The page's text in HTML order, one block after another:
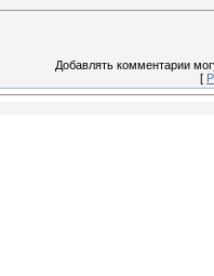
Добавлять комментарии
[